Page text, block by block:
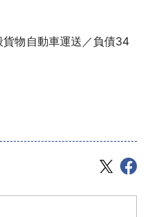
貨物自動車運送／負債34